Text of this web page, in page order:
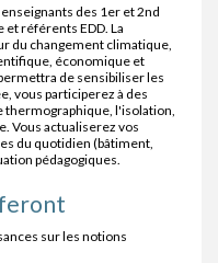
des 1er et 2nd
et référents EDD. La
du changement climatique,
économique et
de sensibiliser les
vous participerez à des
thermographique, l'isolation,
Vous actualiserez vos
du quotidien (bâtiment,
pédagogiques.
sur les notions